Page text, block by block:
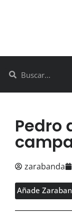
Pedro
zarabanda
Añade